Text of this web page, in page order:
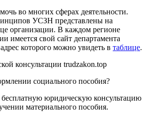
во многих сферах деятельности.
УСЗН представлены на
организации. В каждом регионе
имеется свой сайт департамента
которого можно увидеть в таблице.
социального пособия?
юридическую консультацию
материального пособия.